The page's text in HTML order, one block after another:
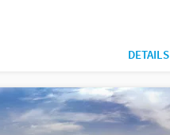
DETAILS